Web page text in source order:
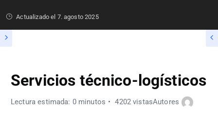
Actualizado el 7. agosto 2025
Servicios técnico-logísticos
Lectura estimada: 0 minutos 4202 vistasAutores